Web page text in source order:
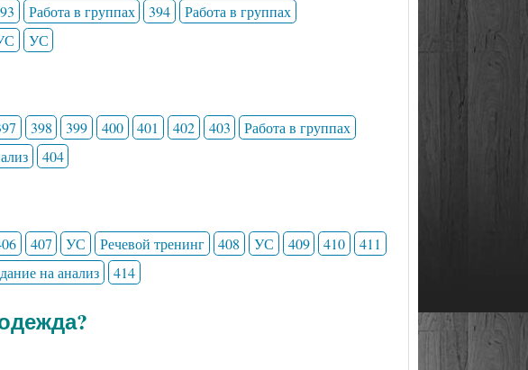
Работа в группах 394
Работа в группах
УС
398 399 400 401 402 403
Работа в группах
404
407 УС Речевой тренинг 408 УС 409 410
411
на анализ 414